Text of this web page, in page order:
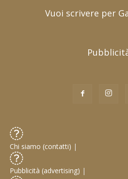
Vuoi scrivere per
Chi siamo (contatti) |
Pubblicità (advertising) |